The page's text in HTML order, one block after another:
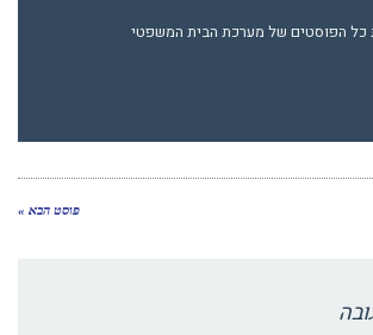
כל הפוסטים של מערכת הבית המשפטי
פוסט הבא »